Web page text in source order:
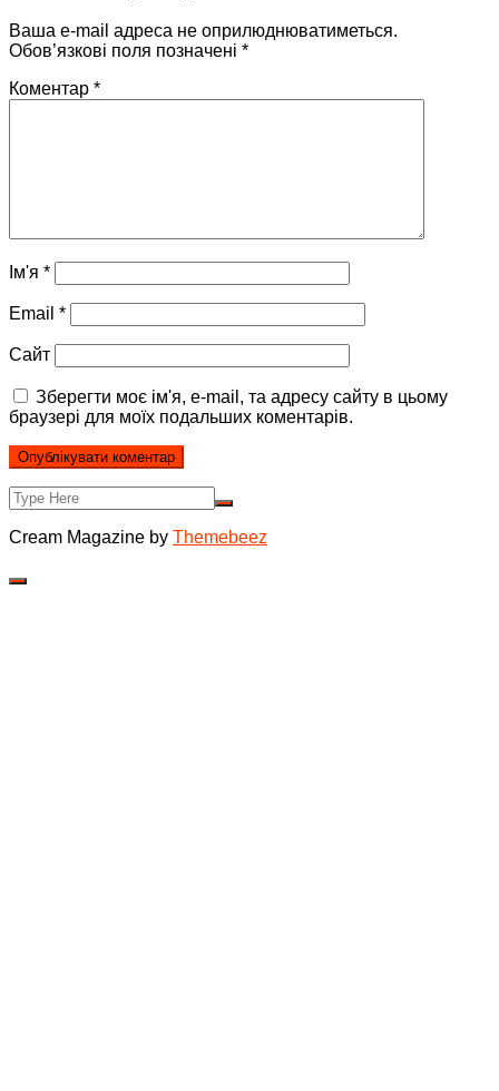
Ваша e-mail адреса не оприлюднюватиметься.
Обов’язкові поля позначені *
Коментар *
Ім'я *
Email *
Сайт
Зберегти моє ім'я, e-mail, та адресу сайту в цьому
браузері для моїх подальших коментарів.
Cream Magazine by Themebeez